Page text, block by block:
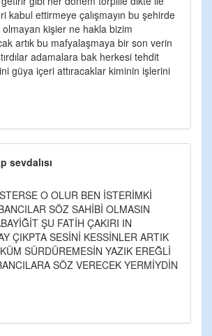
kabul ettirmeye çalışmayın bu şehirde
kişier ne hakla bizim
artık bu mafyalaşmaya bir son verin
adamalara bak herkesi tehdit
güya içeri attıracaklar kiminin işlerini
sevdalısı
O OLUR BEN İSTERİMKİ
SÖZ SAHİBİ OLMASIN
ŞU FATİH ÇAKIRI IN
ÇIKPTA SESİNİ KESSİNLER ARTIK
SÜRDÜREMESİN YAZIK EREĞLİ
SÖZ VERECEK YERMİYDİN